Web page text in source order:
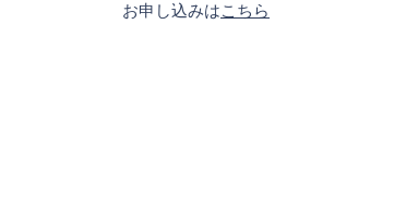
お申し込みはこちら